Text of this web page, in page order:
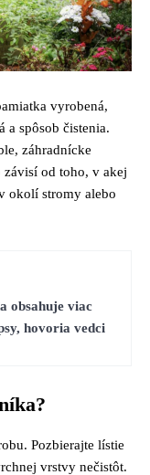
vyrobená,
a spôsob čistenia.
záhradnícke
od toho, v akej
okolí stromy alebo
obsahuje viac
hovoria vedci
Pozbierajte lístie
vrstvy nečistôt.